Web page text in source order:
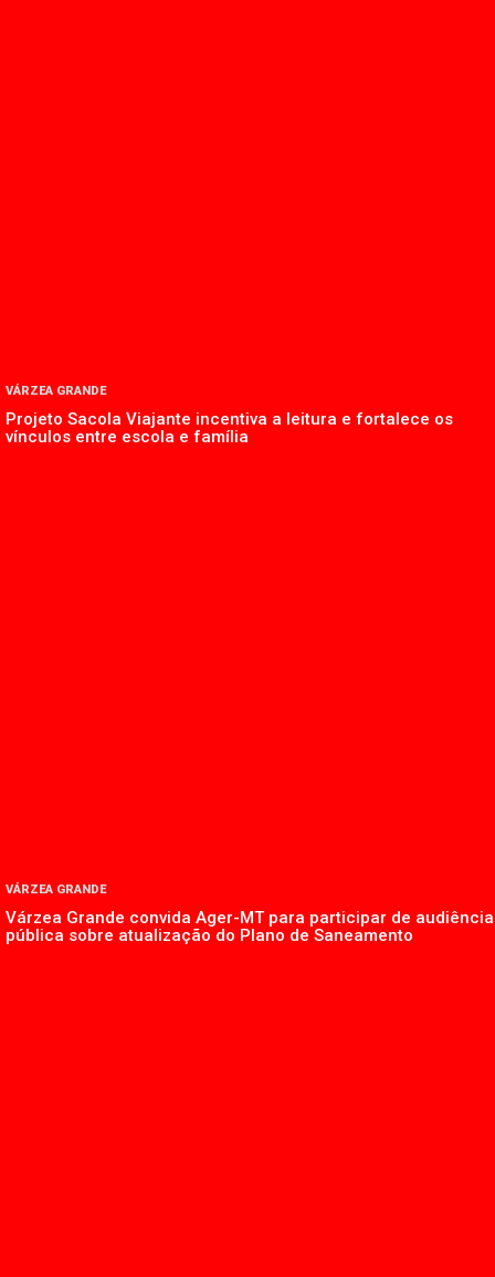
VÁRZEA GRANDE
Projeto Sacola Viajante incentiva a leitura e fortalece os
vínculos entre escola e família
VÁRZEA GRANDE
Várzea Grande convida Ager-MT para participar de audiência
pública sobre atualização do Plano de Saneamento